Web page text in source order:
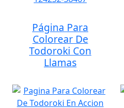
Página Para
Colorear De
Todoroki Con
Llamas